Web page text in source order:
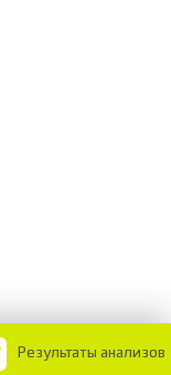
Результаты анализов